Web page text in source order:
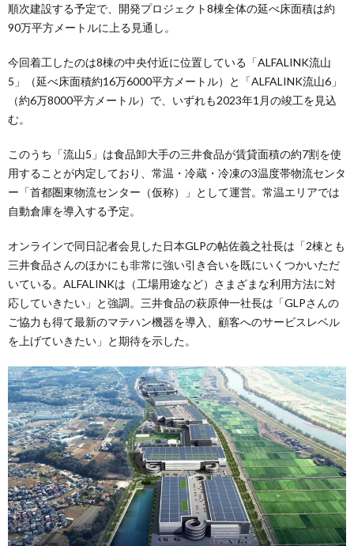
順次建設する予定で、開発プロジェクト8棟全体の延べ床面積は約
90万平方メートルに上る見通し。
今回着工したのは8棟の中央付近に位置している「ALFALINK流山
5」（延べ床面積約16万6000平方メートル）と「ALFALINK流山6」
（約6万8000平方メートル）で、いずれも2023年1月の竣工を見込
む。
このうち「流山5」は食品卸大手の三井食品が賃貸面積の約7割を使
用することが内定しており、常温・冷蔵・冷凍の3温度帯物流センタ
ー「首都圏東物流センター（仮称）」として運営。常温エリアでは
自動倉庫を導入する予定。
オンラインで同日記者会見した日本GLPの帖佐義之社長は「2棟とも
三井食品さんのほかにも非常に強い引き合いを既にいくつかいただ
いている。ALFALINKは（工場用途など）さまざまな利用方法に対
応していきたい」と強調。三井食品の萩原伸一社長は「GLPさんの
ご協力も得て最新のマテハン機器を導入、顧客へのサービスレベル
を上げていきたい」と期待を示した。